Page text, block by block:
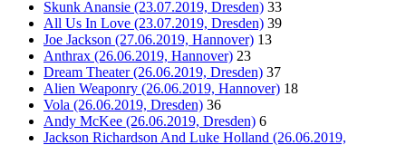
Skunk Anansie (23.07.2019, Dresden) 33
All Us In Love (23.07.2019, Dresden) 39
Joe Jackson (27.06.2019, Hannover) 13
Anthrax (26.06.2019, Hannover) 23
Dream Theater (26.06.2019, Dresden) 37
Alien Weaponry (26.06.2019, Hannover) 18
Vola (26.06.2019, Dresden) 36
Andy McKee (26.06.2019, Dresden) 6
Jackson Richardson And Luke Holland (26.06.2019,